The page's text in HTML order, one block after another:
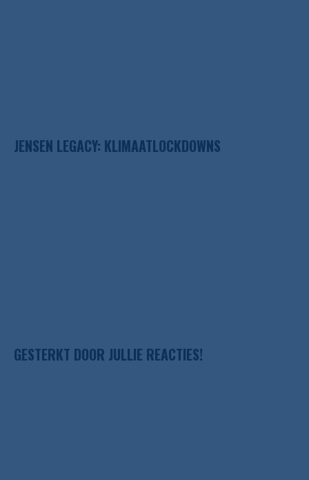
JENSEN LEGACY: KLIMAATLOCKDOWNS
GESTERKT DOOR JULLIE REACTIES!